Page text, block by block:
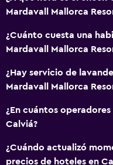
Champú
Gel de ducha
Acondicionador
General
Vista al jardín
Mardavall Mallorca
¿Cuánto cuesta una
Mardavall Mallorca
¿Hay servicio de
Mardavall Mallorca
¿En cuántos
Calviá?
¿Cuándo actualizó
precios de hoteles en